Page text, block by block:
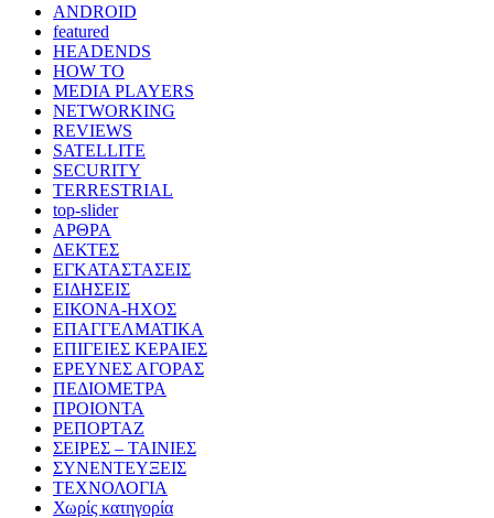
ANDROID
featured
HEADENDS
HOW TO
MEDIA PLAYERS
NETWORKING
REVIEWS
SATELLITE
SECURITY
TERRESTRIAL
top-slider
ΑΡΘΡΑ
ΔΕΚΤΕΣ
ΕΓΚΑΤΑΣΤΑΣΕΙΣ
ΕΙΔΗΣΕΙΣ
ΕΙΚΟΝΑ-ΗΧΟΣ
ΕΠΑΓΓΕΛΜΑΤΙΚΑ
ΕΠΙΓΕΙΕΣ ΚΕΡΑΙΕΣ
ΕΡΕΥΝΕΣ ΑΓΟΡΑΣ
ΠΕΔΙΟΜΕΤΡΑ
ΠΡΟΙΟΝΤΑ
ΡΕΠΟΡΤΑΖ
ΣΕΙΡΕΣ – ΤΑΙΝΙΕΣ
ΣΥΝΕΝΤΕΥΞΕΙΣ
ΤΕΧΝΟΛΟΓΙΑ
Χωρίς κατηγορία